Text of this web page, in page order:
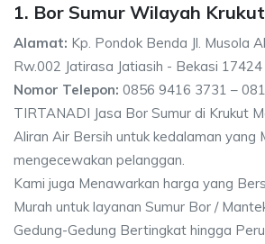
1. Bor Sumur Wilayah Krukut
Alamat: Kp. Pondok Benda Jl. Musola
Rw.002 Jatirasa Jatiasih - Bekasi 17424
Nomor Telepon: 0856 9416 3731 –
TIRTANADI Jasa Bor Sumur di Krukut
Aliran Air Bersih untuk kedalaman yang
mengecewakan pelanggan.
Kami juga Menawarkan harga yang
Murah untuk layanan Sumur Bor /
Gedung-Gedung Bertingkat hingga